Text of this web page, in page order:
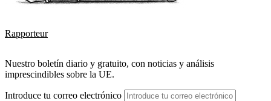
Rapporteur
Nuestro boletín diario y gratuito, con noticias y análisis
imprescindibles sobre la UE.
Introduce tu correo electrónico